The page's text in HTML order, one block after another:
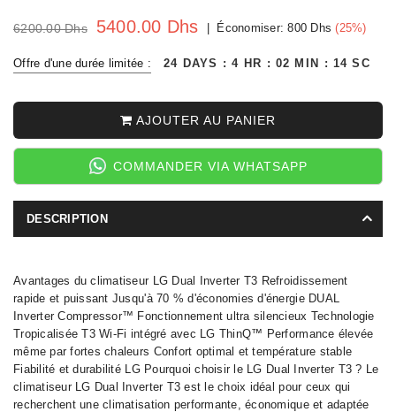
6200.00 Dhs 5400.00 Dhs Économiser:800 Dhs (25%)
Offre d'une durée limitée : 24 DAYS 4 HR 02 MIN 13 SC
AJOUTER AU PANIER
COMMANDER VIA WHATSAPP
DESCRIPTION
Avantages du climatiseur LG Dual Inverter T3 Refroidissement
rapide et puissant Jusqu'à 70 % d'économies d'énergie DUAL
Inverter Compressor™ Fonctionnement ultra silencieux Technologie
Tropicalisée T3 Wi-Fi intégré avec LG ThinQ™ Performance élevée
même par fortes chaleurs Confort optimal et température stable
Fiabilité et durabilité LG Pourquoi choisir le LG Dual Inverter T3 ? Le
climatiseur LG Dual Inverter T3 est le choix idéal pour ceux qui
recherchent une climatisation performante, économique et adaptée